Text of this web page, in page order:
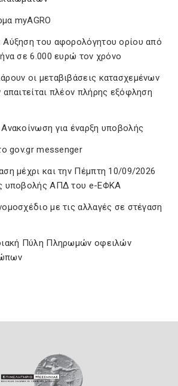
myAGRO
του αφορολόγητου ορίου από
σε 6.000 ευρώ τον χρόνο
οι μεταβιβάσεις κατασχεμένων
πλέον πλήρης εξόφληση
για έναρξη υποβολής
gov.gr messenger
μέχρι και την Πέμπτη 10/09/2026
υποβολής ΑΠΔ του e-ΕΦΚΑ
με τις αλλαγές σε στέγαση
Πύλη Πληρωμών οφειλών